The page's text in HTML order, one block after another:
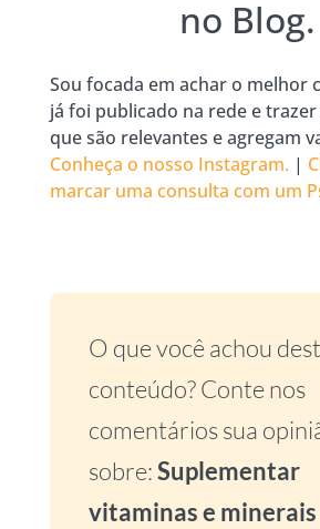
no Blog.
Sou focada em achar o melhor
já foi publicado na rede e
que são relevantes e agregam
Conheça o nosso Instagram. |
marcar uma consulta com um
O que você achou
conteúdo? Conte nos
comentários sua
sobre:Suplementar
vitaminas e minerais